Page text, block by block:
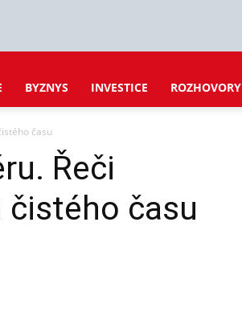
BYZNYS INVESTICE ROZHOVORY
času
Řeči
čistého času